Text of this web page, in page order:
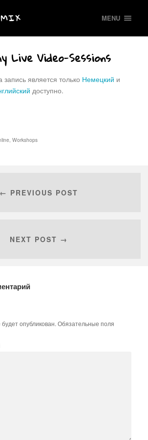
MENU
Live Video-Sessions
является только Немецкий и
доступно.
, Workshops
← PREVIOUS POST
NEXT POST →
опубликован.Обязательные поля